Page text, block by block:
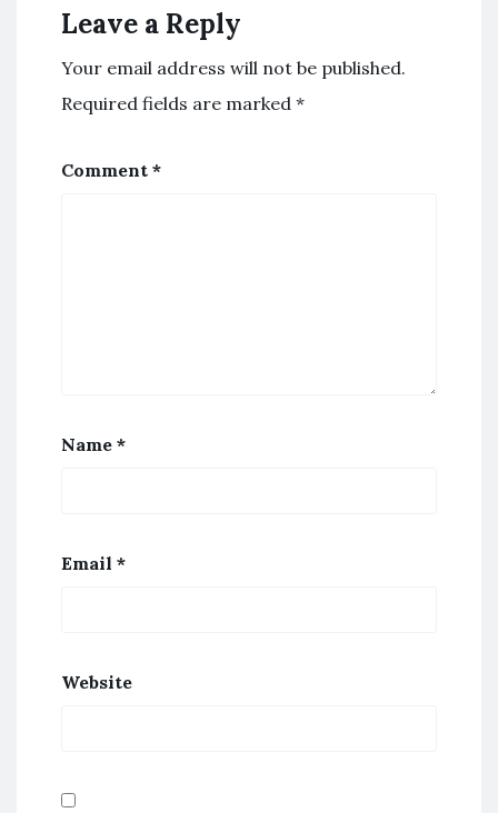
Leave a Reply
Your email address will not be published.
Required fields are marked *
Comment *
Name *
Email *
Website